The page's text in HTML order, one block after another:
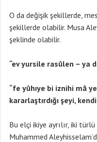
O da değişik şekillerde,
şekillerde olabilir. Musa
şeklinde olabilir.
“ev yursile rasûlen – ya
“fe yûhıye bi iznihi mâ
kararlaştırdığı şeyi,
Bu elçi ikiye ayrılır, iki
Muhammed